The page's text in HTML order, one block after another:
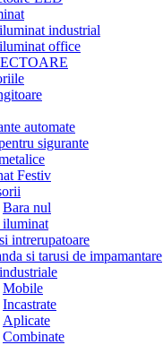
industrial
office
automate
sigurante
Festiv
Bara nul
iluminat
intrerupatoare
si tarusi de impamantare
Mobile
Incastrate
Aplicate
Combinate